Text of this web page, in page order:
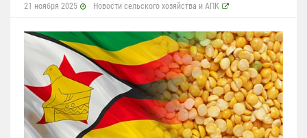
21 ноября 2025 Новости сельского хозяйства и АПК